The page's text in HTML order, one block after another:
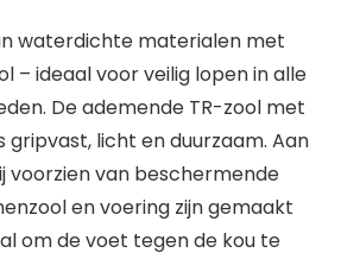
waterdichte materialen met
– ideaal voor veilig lopen in alle
De ademende TR-zool met
licht en duurzaam. Aan
voorzien van beschermende
en voering zijn gemaakt
om de voet tegen de kou te